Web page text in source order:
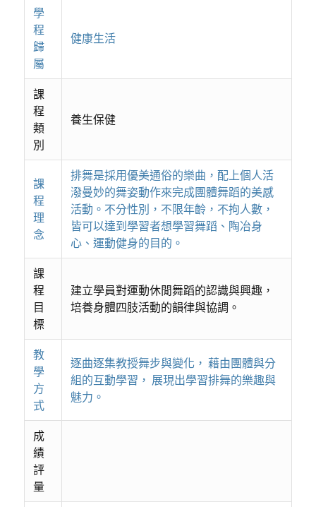
學
程
歸
屬
健康生活
課
程
類
別
養生保健
課
程
理
念
排舞是採用優美通俗的樂曲，配上個人活
潑曼妙的舞姿動作來完成團體舞蹈的美感
活動。不分性別，不限年齡，不拘人數，
皆可以達到學習者想學習舞蹈、陶冶身
心、運動健身的目的。
課
程
目
標
建立學員對運動休閒舞蹈的認識與興趣，
培養身體四肢活動的韻律與協調。
教
學
方
式
逐曲逐集教授舞步與變化， 藉由團體與分
組的互動學習， 展現出學習排舞的樂趣與
魅力。
成
績
評
量